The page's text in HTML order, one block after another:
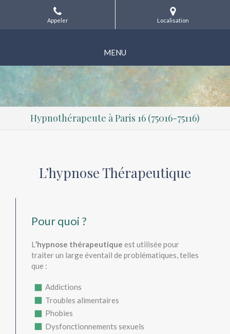
Appeler Localisation
MENU
Hypnothérapeute à Paris 16 (75016-75116)
L’hypnose Thérapeutique
Pour quoi ?
L’hypnose thérapeutique est utilisée pour
traiter un large éventail de problématiques, telles
que :
Addictions
Troubles alimentaires
Phobies
Dysfonctionnements sexuels